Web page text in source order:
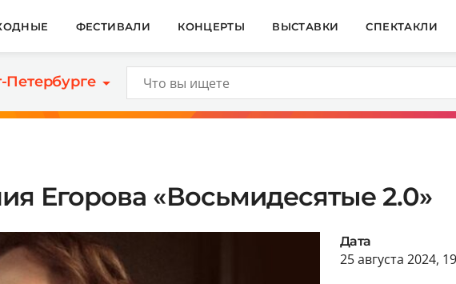
ФЕСТИВАЛИ КОНЦЕРТЫ ВЫСТАВКИ СПЕКТАКЛИ
Петербурге
Егорова «Восьмидесятые 2.0»
Дата
25 августа 2024,